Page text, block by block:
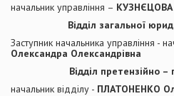
начальник управління – КУЗНЄЦОВА
Відділ загальної
Заступник начальника управління -
Олександра Олександрівна
Відділ претензійно
начальник відділу - ПЛАТОНЕНКО